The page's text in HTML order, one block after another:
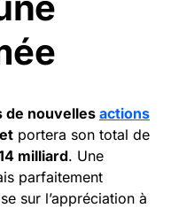
de nouvelles actions
portera son total de
milliard. Une
parfaitement
sur l’appréciation à